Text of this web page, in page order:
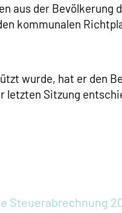
aus der Bevölkerung
kommunalen
wurde, hat er den
letzten Sitzung
Steuerabrechnung